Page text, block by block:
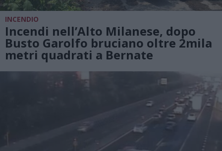
INCENDIO
Incendi nell’Alto Milanese, dopo
Busto Garolfo bruciano oltre 2mila
metri quadrati a Bernate